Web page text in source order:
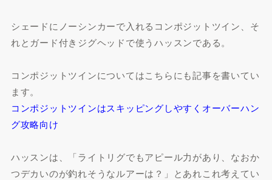
シェードにノーシンカーで入れるコンポジットツイン、そ
れとガード付きジグヘッドで使うハッスンである。
コンポジットツインについてはこちらにも記事を書いてい
ます。
コンポジットツインはスキッピングしやすくオーバーハン
グ攻略向け
ハッスンは、「ライトリグでもアピール力があり、なおか
つデカいのが釣れそうなルアーは？」とあれこれ考えてい